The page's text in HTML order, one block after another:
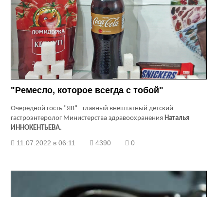
"Ремесло, которое всегда с тобой"
Очередной гость "ЯВ" - главный внештатный детский
гастроэнтеролог Министерства здравоохраненияНаталья
ИННОКЕНТЬЕВА.
11.07.2022 в 06:11 4390 0